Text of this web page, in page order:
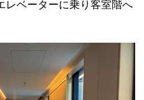
レベーターに乗り客室階へ